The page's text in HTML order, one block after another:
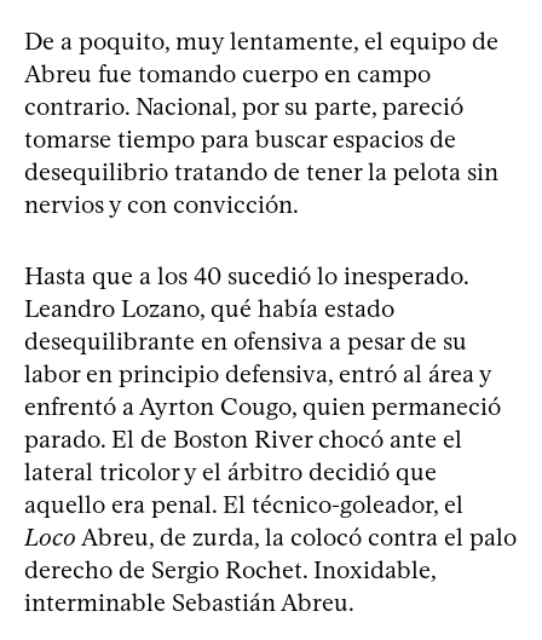
De a poquito, muy lentamente, el equipo de
Abreu fue tomando cuerpo en campo
contrario. Nacional, por su parte, pareció
tomarse tiempo para buscar espacios de
desequilibrio tratando de tener la pelota sin
nervios y con convicción.
Hasta que a los 40 sucedió lo inesperado.
Leandro Lozano, qué había estado
desequilibrante en ofensiva a pesar de su
labor en principio defensiva, entró al área y
enfrentó a Ayrton Cougo, quien permaneció
parado. El de Boston River chocó ante el
lateral tricolor y el árbitro decidió que
aquello era penal. El técnico-goleador, el
Loco Abreu, de zurda, la colocó contra el palo
derecho de Sergio Rochet. Inoxidable,
interminable Sebastián Abreu.